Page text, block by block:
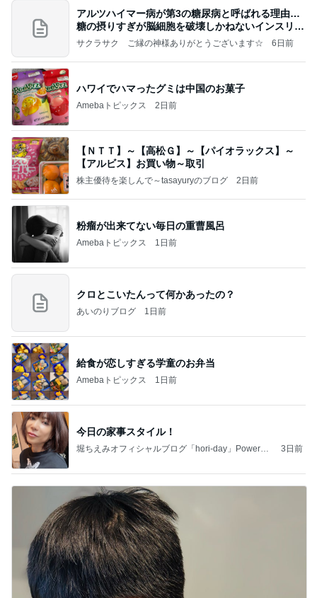
アルツハイマー病が第3の糖尿病と呼ばれる理由…
糖の摂りすぎが脳細胞を破壊しかねないインスリン
の恐
サクラサク ご縁の神様ありがとうございます☆ 6日前
ハワイでハマったグミは中国のお菓子
Amebaトピックス 2日前
【ＮＴＴ】～【高松Ｇ】～【パイオラックス】～
【アルビス】お買い物～取引
株主優待を楽しんで～tasayuryのブログ 2日前
粉瘤が出来てない毎日の重曹風呂
Amebaトピックス 1日前
クロとこいたんって何かあったの？
あいのりブログ 1日前
給食が恋しすぎる学童のお弁当
Amebaトピックス 1日前
今日の家事スタイル！
堀ちえみオフィシャルブログ「hori-day」Powered
3日前